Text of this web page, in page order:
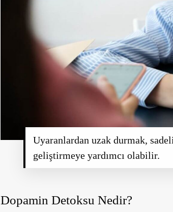
Uyaranlardan uzak durmak,
geliştirmeye yardımcı olabilir.
Dopamin Detoksu Nedir?